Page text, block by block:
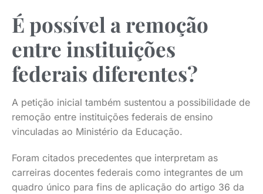
É possível a remoção
entre instituições
federais diferentes?
A petição inicial também sustentou a possibilidade de
remoção entre instituições federais de ensino
vinculadas ao Ministério da Educação.
Foram citados precedentes que interpretam as
carreiras docentes federais como integrantes de um
quadro único para fins de aplicação do artigo 36 da